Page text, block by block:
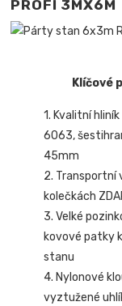
PROFI 3MX6M
Klíčové
1. Kvalitní
6063,
45mm
2. Transportní
kolečkách
3. Velké
kovové patky
stanu
4. Nylonové
vyztužené